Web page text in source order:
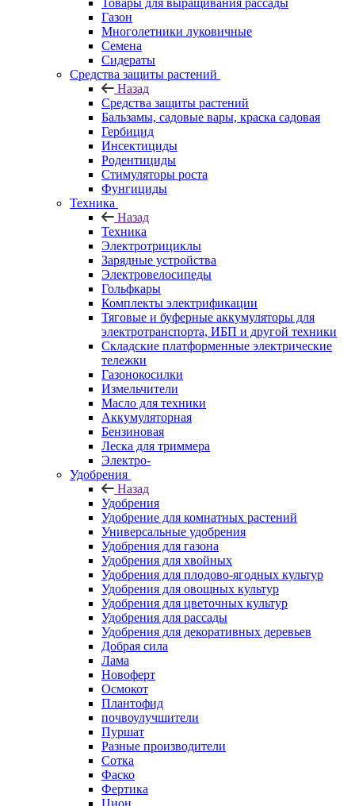
Газон
Многолетники луковичные
Семена
Сидераты
Средства защиты растений
Назад
Средства защиты растений
Бальзамы, садовые вары, краска садовая
Гербицид
Инсектициды
Родентициды
Стимуляторы роста
Фунгициды
Техника
Назад
Техника
Электротрициклы
Зарядные устройства
Электровелосипеды
Гольфкары
Комплекты электрификации
Тяговые и буферные аккумуляторы для
электротранспорта, ИБП и другой техники
Складские платформенные электрические
тележки
Газонокосилки
Измельчители
Масло для техники
Аккумуляторная
Бензиновая
Леска для триммера
Электро-
Удобрения
Назад
Удобрения
Удобрение для комнатных растений
Универсальные удобрения
Удобрения для газона
Удобрения для хвойных
Удобрения для плодово-ягодных культур
Удобрения для овощных культур
Удобрения для цветочных культур
Удобрения для рассады
Удобрения для декоративных деревьев
Добрая сила
Лама
Новоферт
Осмокот
Плантофид
почвоулучшители
Пуршат
Разные производители
Сотка
Фаско
Фертика
Цион